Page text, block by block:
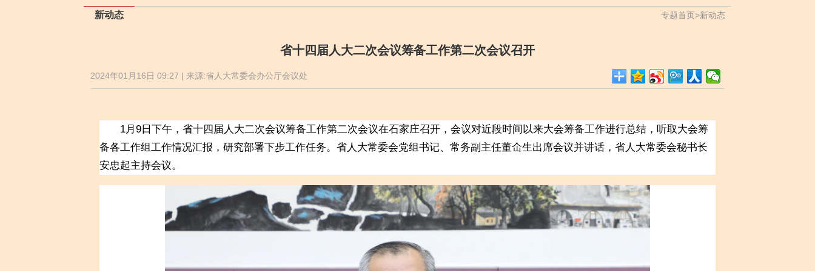
新动态 专题首页>新动态
省十四届人大二次会议筹备工作第二次会议召开
2024年01月16日 09:27 | 来源:省人大常委会办公厅会议处
1月9日下午，省十四届人大二次会议筹备工作第二次会议在石家庄召开，会议对近段时间以来大会筹备工作进行总结，听取大会筹
备各工作组工作情况汇报，研究部署下步工作任务。省人大常委会党组书记、常务副主任董仚生出席会议并讲话，省人大常委会秘书长
安忠起主持会议。